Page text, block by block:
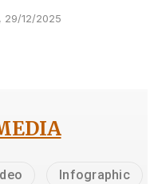
29/12/2025
Infographic